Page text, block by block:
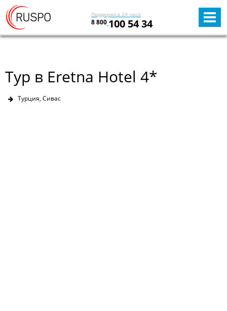
Поддержка 24 часа
8 800 100 54 34
Тур в Eretna Hotel 4*
Турция, Сивас